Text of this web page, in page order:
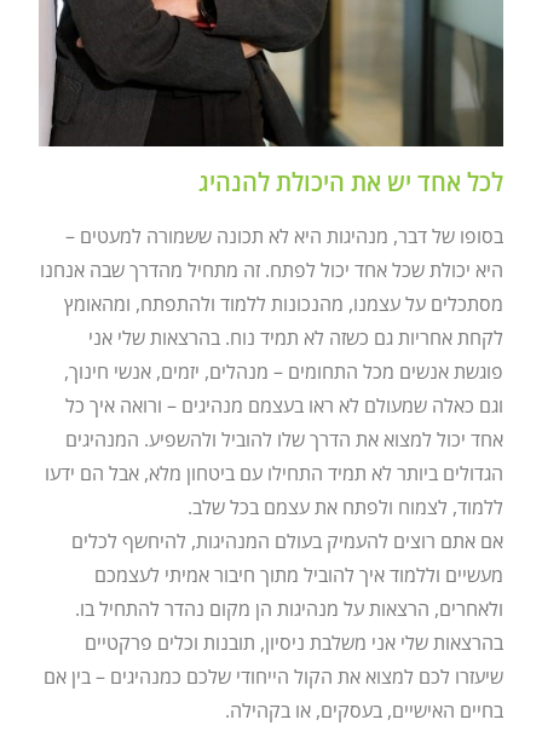
לכל אחד יש את היכולת להנהיג
בסופו של דבר, מנהיגות היא לא תכונה ששמורה למעטים –
היא יכולת שכל אחד יכול לפתח. זה מתחיל מהדרך שבה אנחנו
מסתכלים על עצמנו, מהנכונות ללמוד ולהתפתח, ומהאומץ
לקחת אחריות גם כשזה לא תמיד נוח. בהרצאות שלי אני
פוגשת אנשים מכל התחומים – מנהלים, יזמים, אנשי חינוך,
וגם כאלה שמעולם לא ראו בעצמם מנהיגים – ורואה איך כל
אחד יכול למצוא את הדרך שלו להוביל ולהשפיע. המנהיגים
הגדולים ביותר לא תמיד התחילו עם ביטחון מלא, אבל הם ידעו
ללמוד, לצמוח ולפתח את עצמם בכל שלב.
אם אתם רוצים להעמיק בעולם המנהיגות, להיחשף לכלים
מעשיים וללמוד איך להוביל מתוך חיבור אמיתי לעצמכם
ולאחרים, הרצאות על מנהיגות הן מקום נהדר להתחיל בו.
בהרצאות שלי אני משלבת ניסיון, תובנות וכלים פרקטיים
שיעזרו לכם למצוא את הקול הייחודי שלכם כמנהיגים – בין אם
בחיים האישיים, בעסקים, או בקהילה.